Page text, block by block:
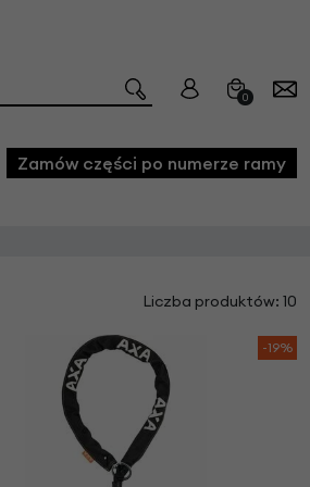
0
Zamów części po numerze ramy
Liczba produktów: 10
-19%